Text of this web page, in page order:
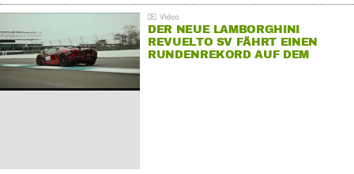
DER NEUE LAMBORGHINI
REVUELTO SV FÄHRT EINEN
RUNDENREKORD AUF DEM